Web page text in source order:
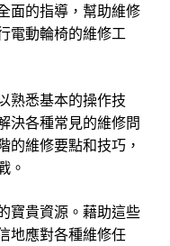
面的指導，幫助維修
電動輪椅的維修工
熟悉基本的操作技
決各種常見的維修問
的維修要點和技巧，
。
寶貴資源。藉助這些
地應對各種維修任